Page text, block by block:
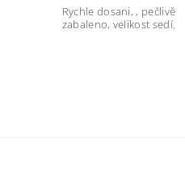
Rychle dosani, , pečlivě
zabaleno, velikost sedí.